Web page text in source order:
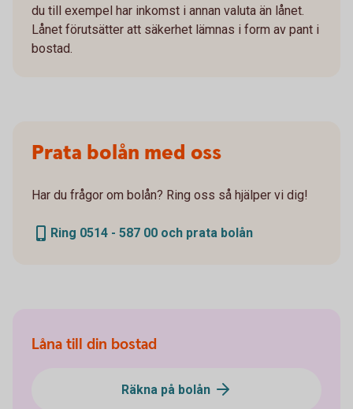
du till exempel har inkomst i annan valuta än lånet.
Lånet förutsätter att säkerhet lämnas i form av pant i
bostad.
Prata bolån med oss
Har du frågor om bolån? Ring oss så hjälper vi dig!
Ring 0514 - 587 00 och prata bolån
Låna till din bostad
Räkna på bolån